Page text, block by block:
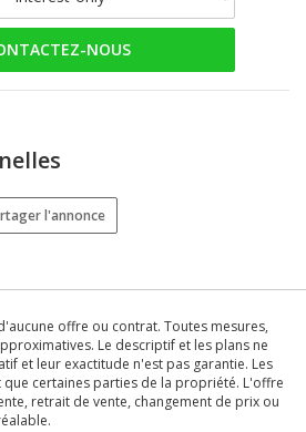
NOUS
l'annonce
offre ou contrat. Toutes mesures,
Le descriptif et les plans ne
et leur exactitude n'est pas garantie. Les
certaines parties de la propriété. L'offre
retrait de vente, changement de prix ou